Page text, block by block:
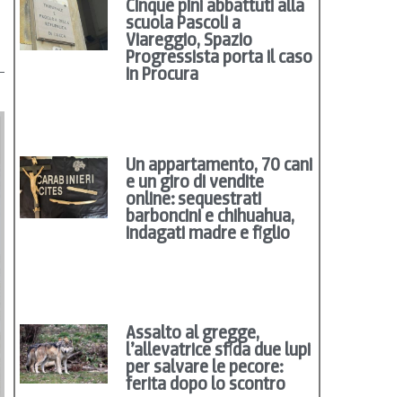
Cinque pini abbattuti alla
scuola Pascoli a
Viareggio, Spazio
Progressista porta il caso
in Procura
Un appartamento, 70 cani
e un giro di vendite
online: sequestrati
barboncini e chihuahua,
indagati madre e figlio
Assalto al gregge,
l’allevatrice sfida due lupi
per salvare le pecore:
ferita dopo lo scontro